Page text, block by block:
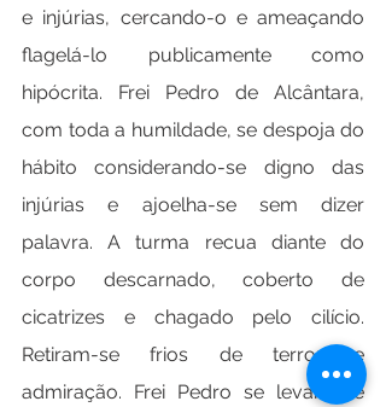
e injúrias, cercando-o e ameaçando
flagelá-lo publicamente como
hipócrita. Frei Pedro de Alcântara,
com toda a humildade, se despoja do
hábito considerando-se digno das
injúrias e ajoelha-se sem dizer
palavra. A turma recua diante do
corpo descarnado, coberto de
cicatrizes e chagado pelo cilício.
Retiram-se frios de terror e
admiração. Frei Pedro se levanta e